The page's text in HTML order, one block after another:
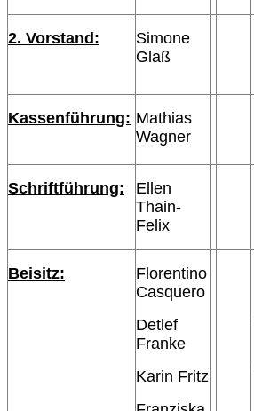
2. Vorstand:
Simone
Glaß
Kassenführung: Mathias
Wagner
Schriftführung:
Ellen
Thain-
Felix
Beisitz:
Florentino
Casquero
Detlef
Franke
Karin Fritz